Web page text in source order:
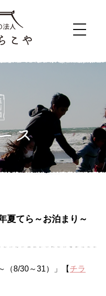
夏てら～お泊まり～
（8/30～31）」【 チラ